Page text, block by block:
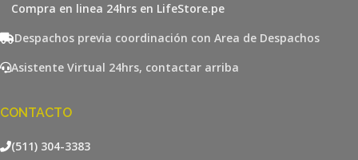
Compra en linea 24hrs en LifeStore.pe
Despachos previa coordinación con Area de Despachos
Asistente Virtual 24hrs, contactar arriba
CONTACTO
(511) 304-3383